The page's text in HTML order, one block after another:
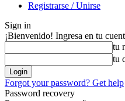
Registrarse / Unirse
Sign in
¡Bienvenido! Ingresa en tu
tu
tu
Forgot your password? Get help
Password recovery